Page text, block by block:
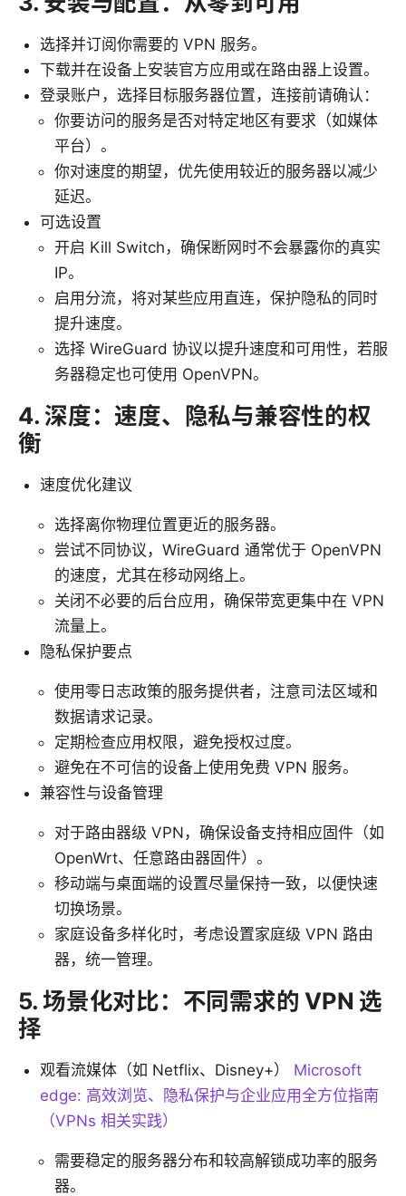
选择并订阅你需要的 VPN 服务。
下载并在设备上安装官方应用或在路由器上设置。
登录账户，选择目标服务器位置，连接前请确认：
你要访问的服务是否对特定地区有要求（如媒体
平台）。
你对速度的期望，优先使用较近的服务器以减少
延迟。
可选设置
开启 Kill Switch，确保断网时不会暴露你的真实
IP。
启用分流，将对某些应用直连，保护隐私的同时
提升速度。
选择 WireGuard 协议以提升速度和可用性，若服
务器稳定也可使用 OpenVPN。
4. 深度：速度、隐私与兼容性的权
衡
速度优化建议
选择离你物理位置更近的服务器。
尝试不同协议，WireGuard 通常优于 OpenVPN
的速度，尤其在移动网络上。
关闭不必要的后台应用，确保带宽更集中在 VPN
流量上。
隐私保护要点
使用零日志政策的服务提供者，注意司法区域和
数据请求记录。
定期检查应用权限，避免授权过度。
避免在不可信的设备上使用免费 VPN 服务。
兼容性与设备管理
对于路由器级 VPN，确保设备支持相应固件（如
OpenWrt、任意路由器固件）。
移动端与桌面端的设置尽量保持一致，以便快速
切换场景。
家庭设备多样化时，考虑设置家庭级 VPN 路由
器，统一管理。
5. 场景化对比：不同需求的 VPN 选
择
观看流媒体（如 Netflix、Disney+） Microsoft
edge: 高效浏览、隐私保护与企业应用全方位指南
（VPNs 相关实践）
需要稳定的服务器分布和较高解锁成功率的服务
器。